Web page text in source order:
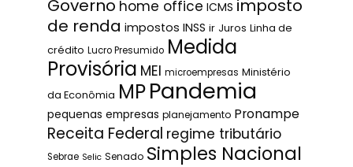
Governo home office ICMS imposto
de renda impostos INSS ir Juros Linha de
crédito Lucro Presumido Medida
Provisória MEI microempresas Ministério
da Econômia MPPandemia
pequenas empresas planejamento Pronampe
Receita Federal regime tributário
Sebrae Selic Senado Simples Nacional